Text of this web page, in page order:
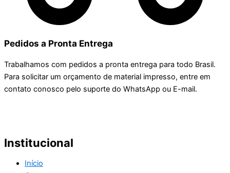
Pedidos a Pronta Entrega
Trabalhamos com pedidos a pronta entrega para todo Brasil.
Para solicitar um orçamento de material impresso, entre em
contato conosco pelo suporte do WhatsApp ou E-mail.
Institucional
Início